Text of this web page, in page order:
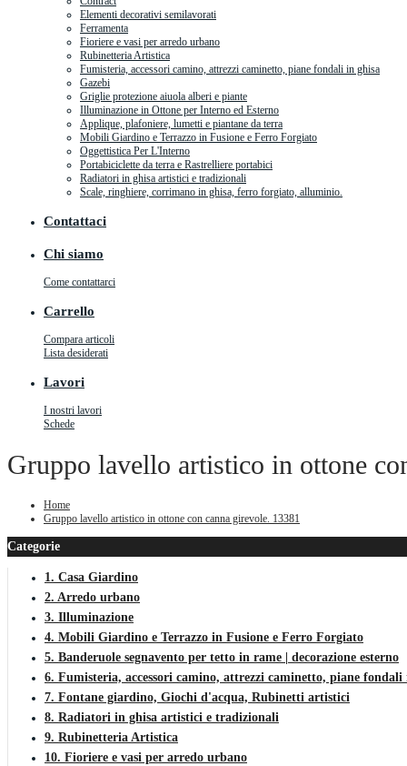
Elementi decorativi semilavorati
Ferramenta
Fioriere e vasi per arredo urbano
Rubinetteria Artistica
Fumisteria, accessori camino, attrezzi caminetto, piane fondali in ghisa
Gazebi
Griglie protezione aiuola alberi e piante
Illuminazione in Ottone per Interno ed Esterno
Applique, plafoniere, lumetti e piantane da terra
Mobili Giardino e Terrazzo in Fusione e Ferro Forgiato
Oggettistica Per L'Interno
Portabiciclette da terra e Rastrelliere portabici
Radiatori in ghisa artistici e tradizionali
Scale, ringhiere, corrimano in ghisa, ferro forgiato, alluminio.
Contattaci
Chi siamo
Come contattarci
Carrello
Compara articoli
Lista desiderati
Lavori
I nostri lavori
Schede
Gruppo lavello artistico in ottone
Home
Gruppo lavello artistico in ottone con canna girevole. 13381
Categorie
1. Casa Giardino
2. Arredo urbano
3. Illuminazione
4. Mobili Giardino e Terrazzo in Fusione e Ferro Forgiato
5. Banderuole segnavento per tetto in rame | decorazione esterno
6. Fumisteria, accessori camino, attrezzi caminetto, piane fondali
7. Fontane giardino, Giochi d'acqua, Rubinetti artistici
8. Radiatori in ghisa artistici e tradizionali
9. Rubinetteria Artistica
10. Fioriere e vasi per arredo urbano